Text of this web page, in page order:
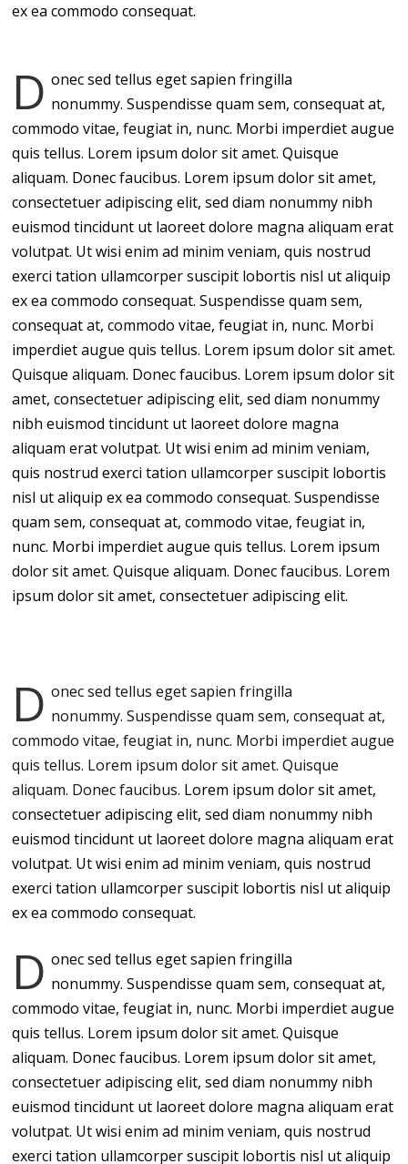
ex ea commodo consequat.
D onec sed tellus eget sapien fringilla
nonummy. Suspendisse quam sem, consequat at,
commodo vitae, feugiat in, nunc. Morbi imperdiet augue
quis tellus. Lorem ipsum dolor sit amet. Quisque
aliquam. Donec faucibus. Lorem ipsum dolor sit amet,
consectetuer adipiscing elit, sed diam nonummy nibh
euismod tincidunt ut laoreet dolore magna aliquam erat
volutpat. Ut wisi enim ad minim veniam, quis nostrud
exerci tation ullamcorper suscipit lobortis nisl ut aliquip
ex ea commodo consequat. Suspendisse quam sem,
consequat at, commodo vitae, feugiat in, nunc. Morbi
imperdiet augue quis tellus. Lorem ipsum dolor sit amet.
Quisque aliquam. Donec faucibus. Lorem ipsum dolor sit
amet, consectetuer adipiscing elit, sed diam nonummy
nibh euismod tincidunt ut laoreet dolore magna
aliquam erat volutpat. Ut wisi enim ad minim veniam,
quis nostrud exerci tation ullamcorper suscipit lobortis
nisl ut aliquip ex ea commodo consequat. Suspendisse
quam sem, consequat at, commodo vitae, feugiat in,
nunc. Morbi imperdiet augue quis tellus. Lorem ipsum
dolor sit amet. Quisque aliquam. Donec faucibus. Lorem
ipsum dolor sit amet, consectetuer adipiscing elit.
D onec sed tellus eget sapien fringilla
nonummy.Suspendisse quam sem, consequat at,
commodo vitae, feugiat in, nunc. Morbi imperdiet augue
quis tellus. Lorem ipsum dolor sit amet. Quisque
aliquam. Donec faucibus. Lorem ipsum dolor sit amet,
consectetuer adipiscing elit, sed diam nonummy nibh
euismod tincidunt ut laoreet dolore magna aliquam erat
volutpat. Ut wisi enim ad minim veniam, quis nostrud
exerci tation ullamcorper suscipit lobortis nisl ut aliquip
ex ea commodo consequat.
D onec sed tellus eget sapien fringilla
nonummy. Suspendisse quam sem, consequat at,
commodo vitae, feugiat in, nunc. Morbi imperdiet augue
quis tellus. Lorem ipsum dolor sit amet. Quisque
aliquam. Donec faucibus. Lorem ipsum dolor sit amet,
consectetuer adipiscing elit, sed diam nonummy nibh
euismod tincidunt ut laoreet dolore magna aliquam erat
volutpat. Ut wisi enim ad minim veniam, quis nostrud
exerci tation ullamcorper suscipit lobortis nisl ut aliquip